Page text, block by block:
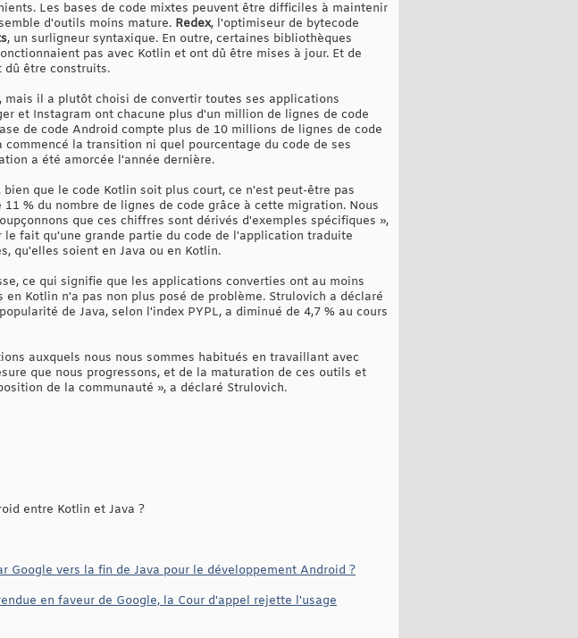
Les bases de code mixtes peuvent être difficiles à maintenir
d'outils moins mature. Redex, l'optimiseur de bytecode
, un surligneur syntaxique. En outre, certaines bibliothèques
pas avec Kotlin et ont dû être mises à jour. Et de
dû être construits.
il a plutôt choisi de convertir toutes ses applications
et Instagram ont chacune plus d'un million de lignes de code
de code Android compte plus de 10 millions de lignes de code
la transition ni quel pourcentage du code de ses
a été amorcée l'année dernière.
que le code Kotlin soit plus court, ce n'est peut-être pas
% du nombre de lignes de code grâce à cette migration. Nous
que ces chiffres sont dérivés d'exemples spécifiques »,
fait qu'une grande partie du code de l'application traduite
qu'elles soient en Java ou en Kotlin.
ce qui signifie que les applications converties ont au moins
Kotlin n'a pas non plus posé de problème. Strulovich a déclaré
de Java, selon l'index PYPL, a diminué de 4,7 % au cours
auxquels nous nous sommes habitués en travaillant avec
que nous progressons, et de la maturation de ces outils et
de la communauté », a déclaré Strulovich.
entre Kotlin et Java ?
vers la fin de Java pour le développement Android ?
en faveur de Google, la Cour d'appel rejette l'usage